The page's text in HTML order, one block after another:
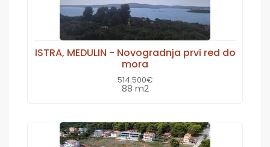
ISTRA, MEDULIN - Novogradnja prvi red do
mora
514.500€
88 m2